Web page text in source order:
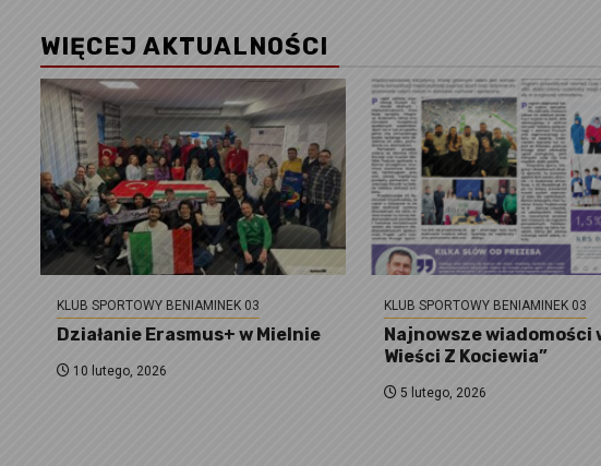
WIĘCEJ AKTUALNOŚCI
KLUB SPORTOWY BENIAMINEK 03
Działanie Erasmus+ w Mielnie
10 lutego, 2026
KLUB SPORTOWY BENIAMINEK 03
Najnowsze wiadomości
Wieści Z Kociewia”
5 lutego, 2026